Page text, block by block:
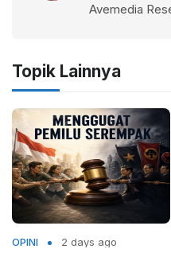
Avemedia
Topik Lainnya
OPINI 2 days ago